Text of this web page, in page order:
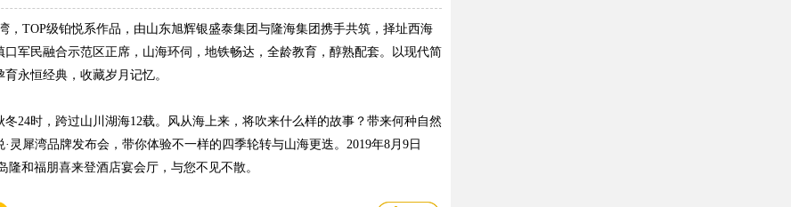
，TOP级铂悦系作品，由山东旭辉银盛泰集团与隆海集团携手共筑，择址西海
口军民融合示范区正席，山海环伺，地铁畅达，全龄教育，醇熟配套。以现代简
育永恒经典，收藏岁月记忆。
冬24时，跨过山川湖海12载。风从海上来，将吹来什么样的故事？带来何种自然
·灵犀湾品牌发布会，带你体验不一样的四季轮转与山海更迭。2019年8月9日
隆和福朋喜来登酒店宴会厅，与您不见不散。